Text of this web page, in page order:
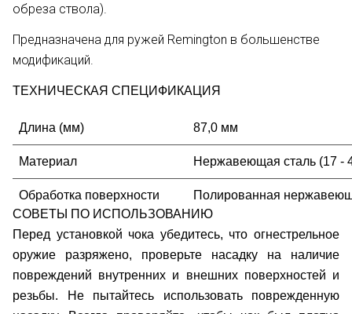
обреза ствола).
Предназначена для ружей Remington в большенстве
модификаций.
ТЕХНИЧЕСКАЯ СПЕЦИФИКАЦИЯ
Длина (мм) 87,0 мм
Материал Нержавеющая сталь (17 -
Обработка поверхности
Полированная
СОВЕТЫ ПО ИСПОЛЬЗОВАНИЮ
Перед установкой чока убедитесь, что огнестрельное
оружие разряжено, проверьте насадку на наличие
повреждений внутренних и внешних поверхностей и
резьбы. Не пытайтесь использовать поврежденную